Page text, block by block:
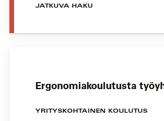
JATKUVA HAKU
Ergonomiakoulutusta
YRITYSKOHTAINEN KOULUTUS